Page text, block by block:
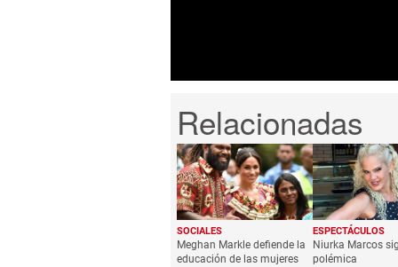
SOCIALES
Meghan Markle defiende la
educación de las mujeres
ESPECTÁCULOS
Niurka Marcos
polémica